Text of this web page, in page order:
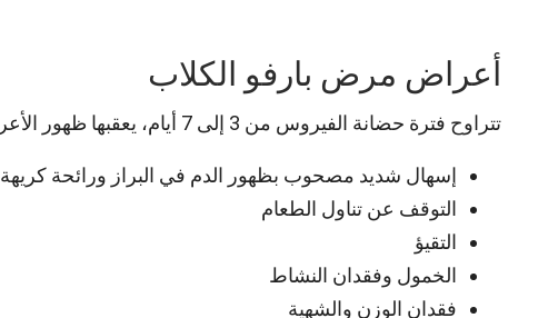
أعراض مرض بارفو الكلاب
تتراوح فترة حضانة الفيروس من 3 إلى 7 أيام، يعقبها ظهور الأعراض التالية:
إسهال شديد مصحوب بظهور الدم في البراز ورائحة كريهة
التوقف عن تناول الطعام
التقيؤ
الخمول وفقدان النشاط
فقدان الوزن والشهية